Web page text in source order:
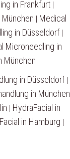
in Frankfurt |
| Medical
in Düsseldorf|
Microneedling in
München
in Düsseldorf|
in München
| HydraFacial in
in Hamburg |